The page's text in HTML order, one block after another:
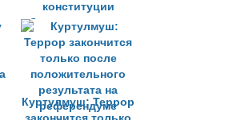
конституции
Эрдоган намерен
действовать
оперативно
Куртулмуш: Террор